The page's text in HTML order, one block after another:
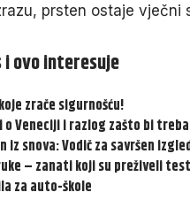
prsten ostaje
i ovo interesuje
zrače sigurnošću!
Veneciji i razlog zašto bi
iz snova: Vodič za savršen
– zanati koji su preživeli
za auto-škole